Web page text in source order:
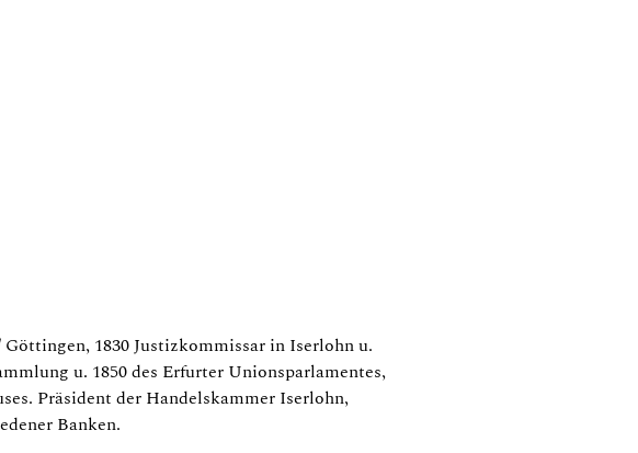
1830 Justizkommissar in Iserlohn u.
u. 1850 des Erfurter Unionsparlamentes,
Präsident der Handelskammer Iserlohn,
Banken.